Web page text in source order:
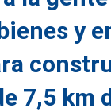
y
7,5 km